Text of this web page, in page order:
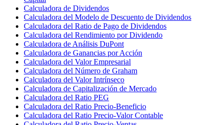
Calculadora de Dividendos
Calculadora del Modelo de Descuento de Dividendos
Calculadora del Ratio de Pago de Dividendos
Calculadora del Rendimiento por Dividendo
Calculadora de Análisis DuPont
Calculadora de Ganancias por Acción
Calculadora del Valor Empresarial
Calculadora del Número de Graham
Calculadora del Valor Intrínseco
Calculadora de Capitalización de Mercado
Calculadora del Ratio PEG
Calculadora del Ratio Precio-Beneficio
Calculadora del Ratio Precio-Valor Contable